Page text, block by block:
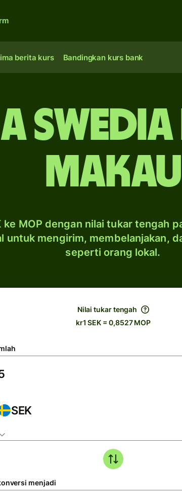
berita kurs Bandingkan kurs bank
Swedia
Makau
ke MOP dengan nilai tukar tengah
untuk mengirim, membelanjakan,
seperti orang lokal.
Nilai tukar tengah
kr1 SEK = 0,8527 MOP
SEK
menjadi